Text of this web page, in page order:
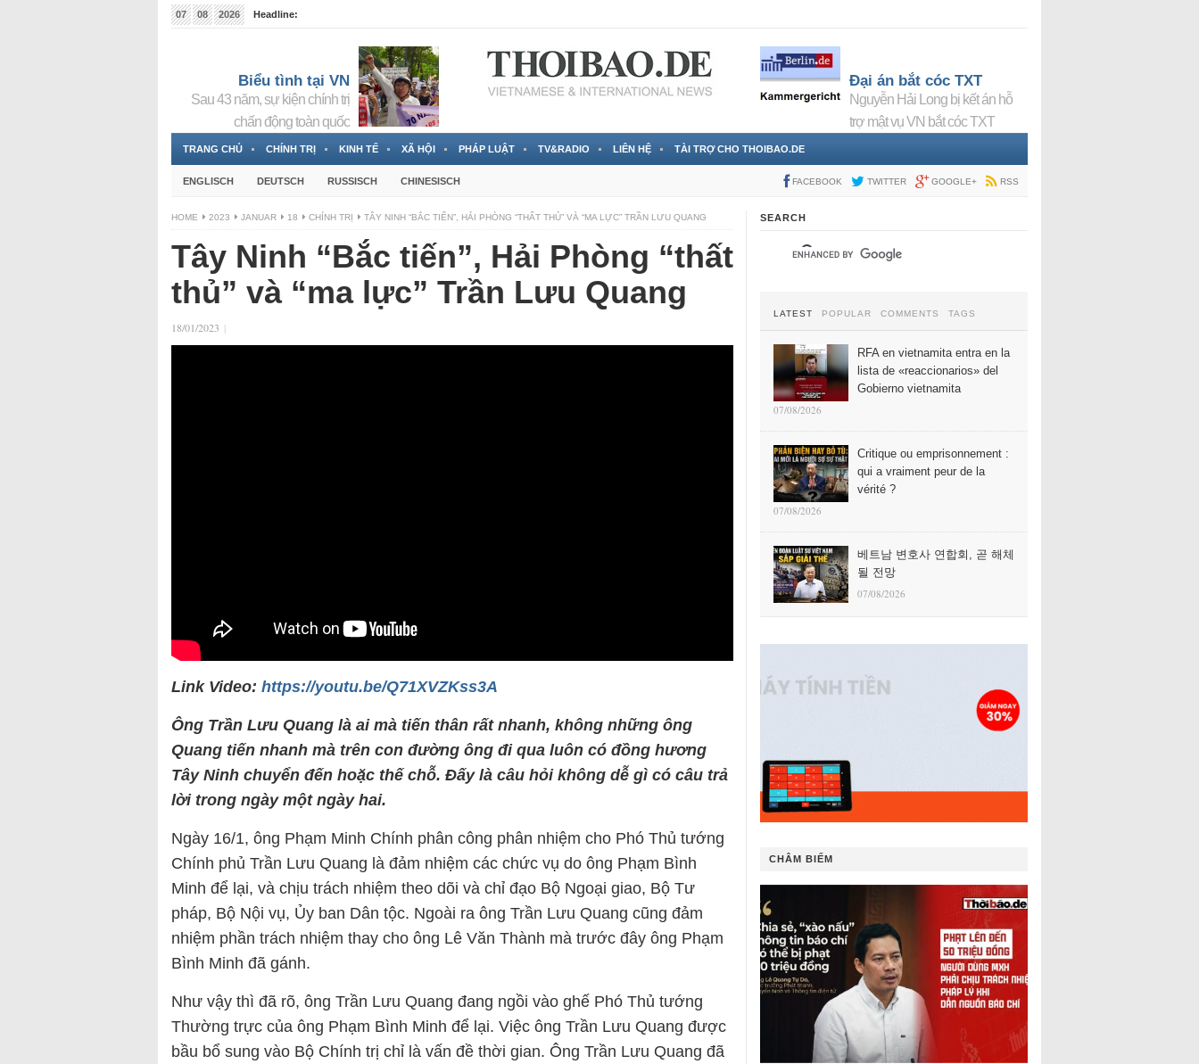
07 08 2026
Headline:
Biểu tình tại VN
Sau 43 năm, sự kiện chính trị
chấn động toàn quốc
Đại án bắt cóc TXT
Nguyễn Hải Long bị kết án hỗ
trợ mật vụ VN bắt cóc TXT
TRANG CHỦ CHÍNH TRỊ KINH TẾ XÃ HỘI PHÁP LUẬT TV&RADIO LIÊN HỆ TÀI TRỢ CHO THOIBAO.DE
ENGLISCH DEUTSCH RUSSISCH CHINESISCH FACEBOOK TWITTER GOOGLE+ RSS
HOME 2023 JANUAR 18 CHÍNH TRỊ TÂY NINH “BẮC TIẾN”, HẢI PHÒNG “THẤT THỦ” VÀ “MA LỰC” TRẦN LƯU QUANG
Tây Ninh “Bắc tiến”, Hải Phòng “thất
thủ” và “ma lực” Trần Lưu Quang
18/01/2023 |
Link Video: https://youtu.be/Q71XVZKss3A
Ông Trần Lưu Quang là ai mà tiến thân rất nhanh, không những ông
Quang tiến nhanh mà trên con đường ông đi qua luôn có đồng hương
Tây Ninh chuyển đến hoặc thế chỗ. Đấy là câu hỏi không dễ gì có câu trả
lời trong ngày một ngày hai.
Ngày 16/1, ông Phạm Minh Chính phân công phân nhiệm cho Phó Thủ tướng
Chính phủ Trần Lưu Quang là đảm nhiệm các chức vụ do ông Phạm Bình
Minh để lại, và chịu trách nhiệm theo dõi và chỉ đạo Bộ Ngoại giao, Bộ Tư
pháp, Bộ Nội vụ, Ủy ban Dân tộc. Ngoài ra ông Trần Lưu Quang cũng đảm
nhiệm phần trách nhiệm thay cho ông Lê Văn Thành mà trước đây ông Phạm
Bình Minh đã gánh.
Như vậy thì đã rõ, ông Trần Lưu Quang đang ngồi vào ghế Phó Thủ tướng
Thường trực của ông Phạm Bình Minh để lại. Việc ông Trần Lưu Quang được
bầu bổ sung vào Bộ Chính trị chỉ là vấn đề thời gian. Ông Trần Lưu Quang đã
SEARCH
LATEST POPULAR COMMENTS TAGS
RFA en vietnamita entra en la
lista de «reaccionarios» del
Gobierno vietnamita
07/08/2026
Critique ou emprisonnement :
qui a vraiment peur de la
vérité ?
07/08/2026
베트남 변호사 연합회, 곧 해체
될 전망
07/08/2026
CHÂM BIẾM